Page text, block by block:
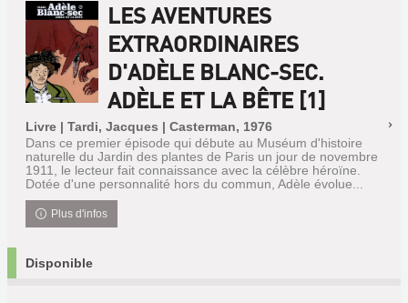
LES AVENTURES
EXTRAORDINAIRES
D'ADÈLE BLANC-SEC.
ADÈLE ET LA BÊTE [1]
Livre | Tardi, Jacques | Casterman, 1976
Dans ce premier épisode qui débute au Muséum d'histoire
naturelle du Jardin des plantes de Paris un jour de novembre
1911, le lecteur fait connaissance avec la célèbre héroïne.
Dotée d'une personnalité hors du commun, Adèle évolue...
Plus d'infos
Disponible